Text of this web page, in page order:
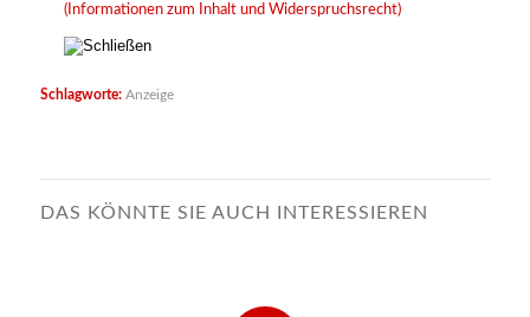
(Informationen zum Inhalt und Widerspruchsrecht)
Schlagworte: Anzeige
DAS KÖNNTE SIE AUCH INTERESSIEREN